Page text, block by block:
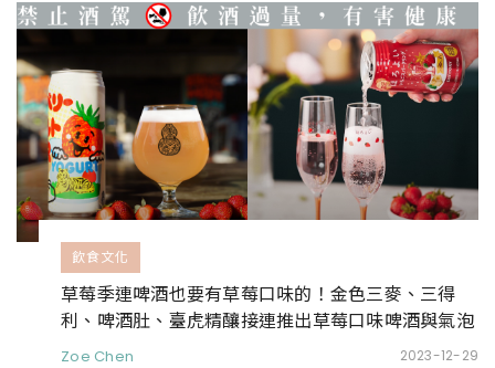
飲食文化
草莓季連啤酒也要有草莓口味的！金色三麥、三得
利、啤酒肚、臺虎精釀接連推出草莓口味啤酒與氣泡
酒
Zoe Chen 2023-12-29